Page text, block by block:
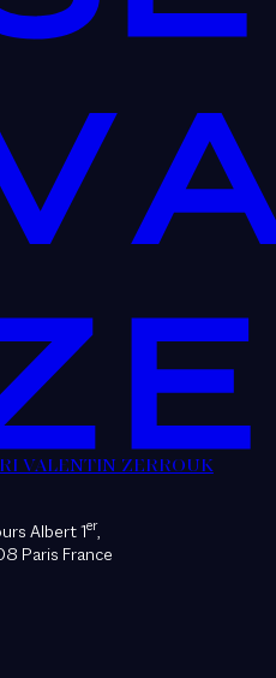
VALENTIN ZERROUK
Albert 1er,
Paris France